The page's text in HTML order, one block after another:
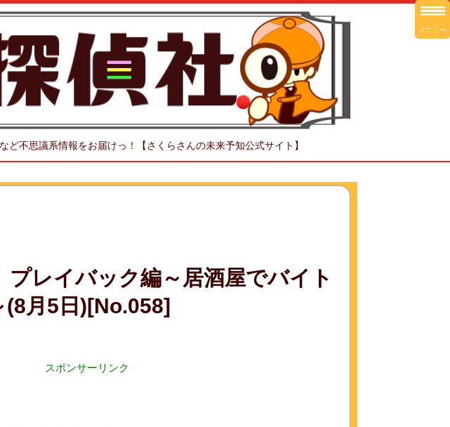
不思議系情報をお届けっ！【さくらさんの未来予知公式サイト】
プレイバック編～居酒屋でバイト
月5日)[No.058]
スポンサーリンク
メニュー